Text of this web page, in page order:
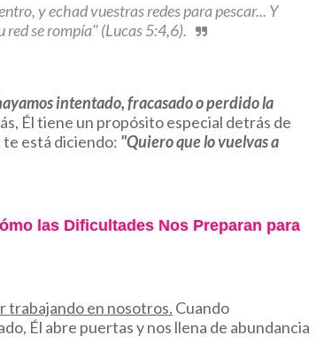
y echad vuestras redes para pescar... Y
red se rompía" (Lucas 5:4,6).
intentado, fracasado o perdido la
Él tiene un propósito especial detrás de
te está diciendo: "Quiero que lo vuelvas a
las Dificultades Nos Preparan para
trabajando en nosotros. Cuando
Él abre puertas y nos llena de abundancia